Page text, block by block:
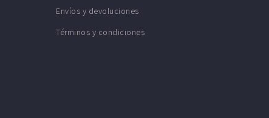
Envíos y devoluciones
Términos y condiciones